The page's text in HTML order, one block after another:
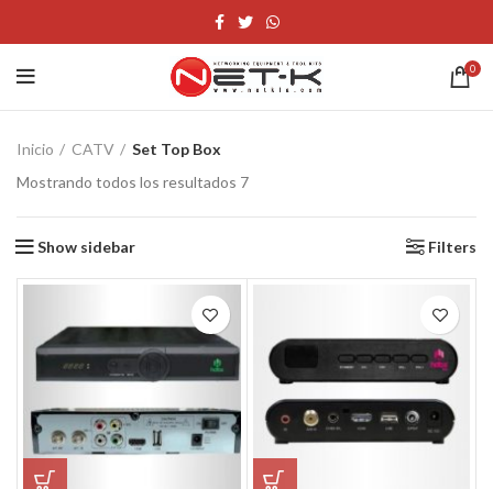
0
Inicio CATV
Set Top Box
Mostrando todos los resultados 7
Show sidebar Filters